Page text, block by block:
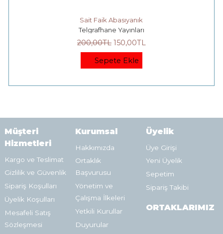
Sait Faik Abasıyanık
Telgrafhane Yayınları
200,00TL 150,00TL
Sepete Ekle
Müşteri
Hizmetleri
Kargo ve Teslimat
Gizlilik ve Güvenlik
Sipariş Koşulları
Üyelik Koşulları
Mesafeli Satış
Sözleşmesi
Kurumsal
Hakkımızda
Ortaklık
Başvurusu
Yönetim ve
Çalışma İlkeleri
Yetkili Kurullar
Duyurular
Üyelik
Üye Girişi
Yeni Üyelik
Sepetim
Sipariş Takibi
ORTAKLARIMIZ